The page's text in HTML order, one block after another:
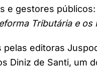
e gestores públicos:
Tributária e os
pelas editoras
Diniz de Santi, um